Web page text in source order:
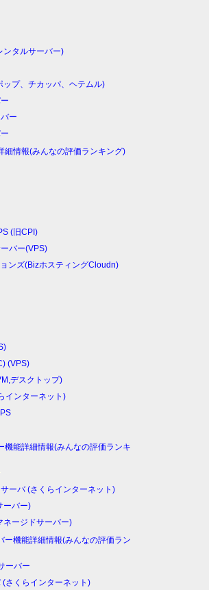
ンタルサーバー)
ップ、チカッパ、ヘテムル)
ー
細情報(みんなの評価ランキング)
(旧CPI)
バー(VPS)
ンズ(BizホスティングCloudn)
(VPS)
デスクトップ)
インターネット)
機能詳細情報(みんなの評価ランキ
ーバ (さくらインターネット)
ーバー)
ネージドサーバー)
ー機能詳細情報(みんなの評価ラン
ーバー
(さくらインターネット)